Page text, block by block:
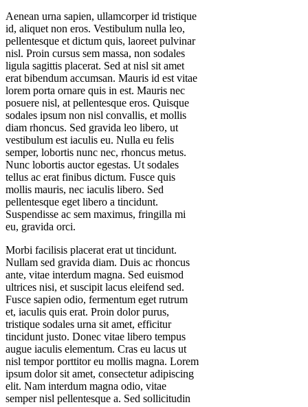
Aenean urna sapien, ullamcorper id tristique
id, aliquet non eros. Vestibulum nulla leo,
pellentesque et dictum quis, laoreet pulvinar
nisl. Proin cursus sem massa, non sodales
ligula sagittis placerat. Sed at nisl sit amet
erat bibendum accumsan. Mauris id est vitae
lorem porta ornare quis in est. Mauris nec
posuere nisl, at pellentesque eros. Quisque
sodales ipsum non nisl convallis, et mollis
diam rhoncus. Sed gravida leo libero, ut
vestibulum est iaculis eu. Nulla eu felis
semper, lobortis nunc nec, rhoncus metus.
Nunc lobortis auctor egestas. Ut sodales
tellus ac erat finibus dictum. Fusce quis
mollis mauris, nec iaculis libero. Sed
pellentesque eget libero a tincidunt.
Suspendisse ac sem maximus, fringilla mi
eu, gravida orci.
Morbi facilisis placerat erat ut tincidunt.
Nullam sed gravida diam. Duis ac rhoncus
ante, vitae interdum magna. Sed euismod
ultrices nisi, et suscipit lacus eleifend sed.
Fusce sapien odio, fermentum eget rutrum
et, iaculis quis erat. Proin dolor purus,
tristique sodales urna sit amet, efficitur
tincidunt justo. Donec vitae libero tempus
augue iaculis elementum. Cras eu lacus ut
nisl tempor porttitor eu mollis magna. Lorem
ipsum dolor sit amet, consectetur adipiscing
elit. Nam interdum magna odio, vitae
semper nisl pellentesque a. Sed sollicitudin